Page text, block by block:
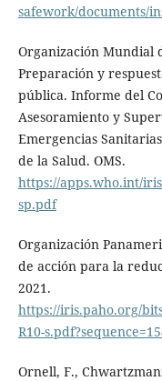
safework/documents/
Organización Mundial
Preparación y
pública. Informe del
Asesoramiento y
Emergencias
de la Salud. OMS.
https://apps.who.int/
sp.pdf
Organización
de acción para la
2021.
https://iris.paho.org/
R10-
Ornell, F.,